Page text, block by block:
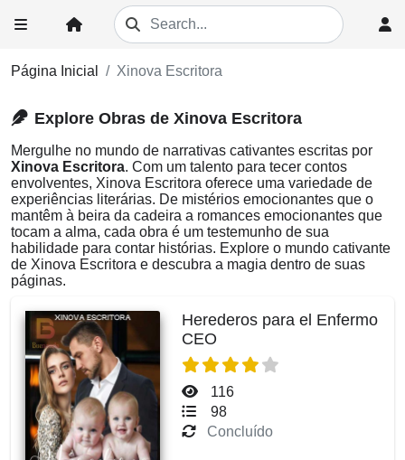
Página Inicial Xinova Escritora
Explore Obras de Xinova Escritora
Mergulhe no mundo de narrativas cativantes escritas por
Xinova Escritora. Com um talento para tecer contos
envolventes, Xinova Escritora oferece uma variedade de
experiências literárias. De mistérios emocionantes que o
mantêm à beira da cadeira a romances emocionantes que
tocam a alma, cada obra é um testemunho de sua
habilidade para contar histórias. Explore o mundo cativante
de Xinova Escritora e descubra a magia dentro de suas
páginas.
Herederos para el Enfermo
CEO
116
98
Concluído